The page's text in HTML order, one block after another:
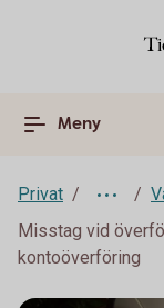
Meny
Privat
Misstag vid
kontoöverföring